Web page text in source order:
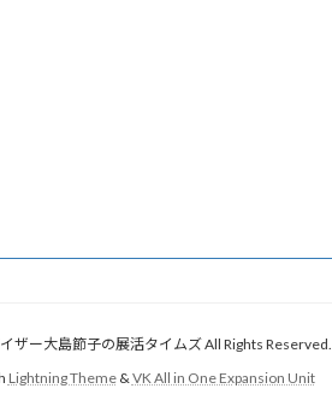
ザー大島節子の展活タイムズ All Rights Reserved.
Lightning Theme&VK All in One Expansion Unit